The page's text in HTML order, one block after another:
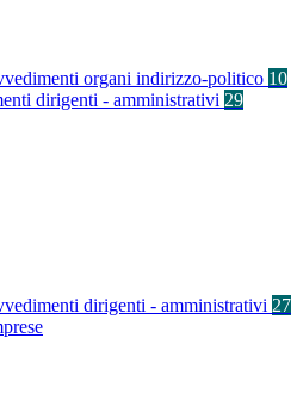
organi indirizzo-politico 10
dirigenti - amministrativi 29
dirigenti - amministrativi 27